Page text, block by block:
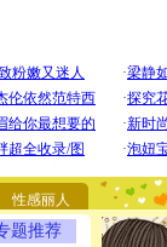
性感丽人
题推荐
[圣诞节]
你太多，
要平安
[圣诞节]
能正大光